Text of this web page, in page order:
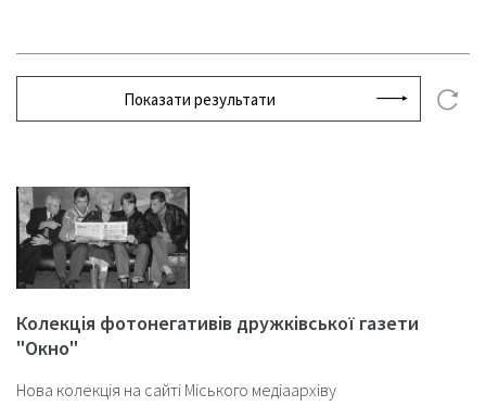
Показати результати
Колекція фотонегативів дружківської газети
"Окно"
Нова колекція на сайті Міського медіаархіву